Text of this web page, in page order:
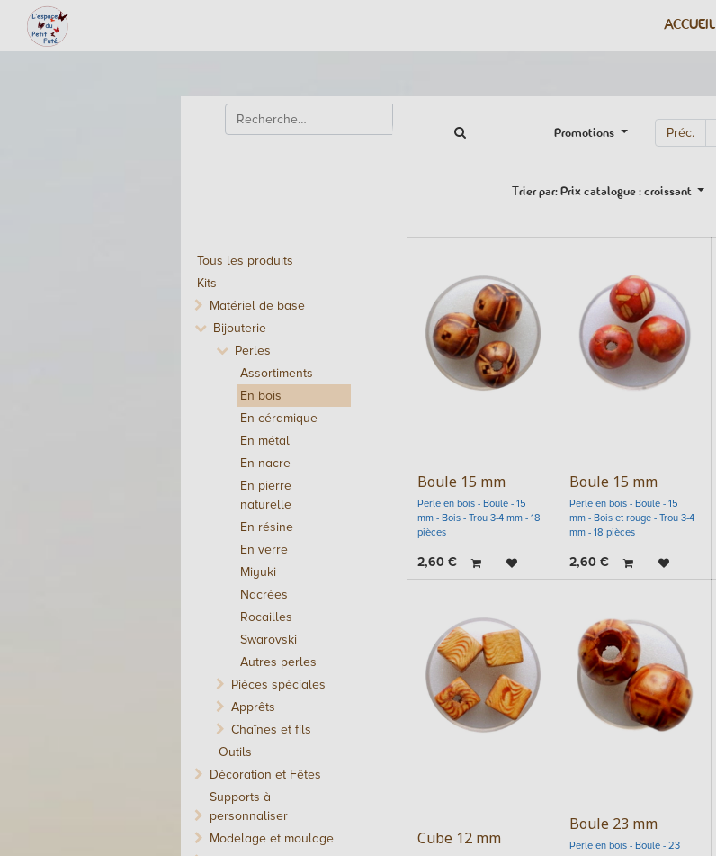
ACCUEIL
Promotions Préc.
Trier par: Prix catalogue : croissant
Tous les produits
Kits
Matériel de base
Bijouterie
Perles
Assortiments
En bois
En céramique
En métal
En nacre
En pierre
naturelle
En résine
En verre
Miyuki
Nacrées
Rocailles
Swarovski
Autres perles
Pièces spéciales
Apprêts
Chaînes et fils
Outils
Décoration et Fêtes
Supports à
personnaliser
Modelage et moulage
Boule 15 mm
Perle en bois - Boule - 15
mm - Bois - Trou 3-4 mm - 18
pièces
2,60€
Boule 15 mm
Perle en bois - Boule - 15
mm - Bois et rouge - Trou 3-4
mm - 18 pièces
2,60€
Cube 12 mm
Boule 23 mm
Perle en bois - Boule - 23